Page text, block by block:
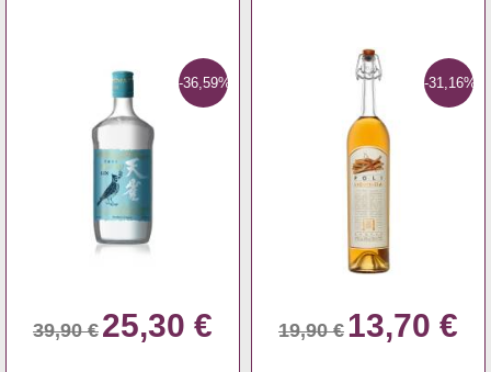
-36,59%
39,90 € 25,30 €
-31,16%
19,90 € 13,70 €